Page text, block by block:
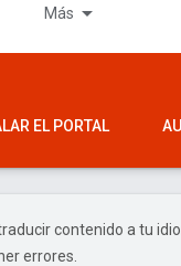
Más
EL PORTAL
contenido a tu
errores.